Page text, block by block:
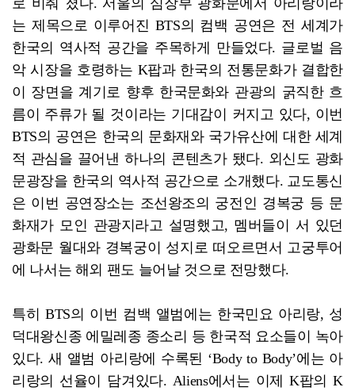
는 제목으로 이루어진 BTS의 컴백 공연은 전 세계가
한국의 역사적 공간을 주목하게 만들었다. 글로벌 음
악 시장을 호령하는 K팝과 한국의 전통문화가 결합한
이 장면을 계기로 향후 한국문화와 관광의 굵직한 흐
름이 주류가 될 것이라는 기대감이 커지고 있다, 이번
BTS의 공연은 한국의 문화재와 국가유산에 대한 세계
적 관심을 끌어낸 하나의 콘텐츠가 됐다. 외신도 광화
문광장을 한국의 역사적 공간으로 소개했다. 교도통신
은 이번 공연장소는 조선왕조의 궁전인 경복궁 등 문
화재가 모인 관광지라고 설명했고, 멤버들이 서 있던
광화문 월대와 경복궁이 성지로 떠오르면서 고궁투어
에 나서는 해외 팬도 늘어날 것으로 전망했다.
특히 BTS의 이번 컴백 앨범에는 한국민요 아리랑, 성
덕대왕신종 에밀레종 종소리 등 한국적 요소들이 녹아
있다. 새 앨범 아리랑에 수록된 ‘Body to Body’에는 아
리랑의 선율이 담겨있다. Aliens에서는 이제 K팝의 K